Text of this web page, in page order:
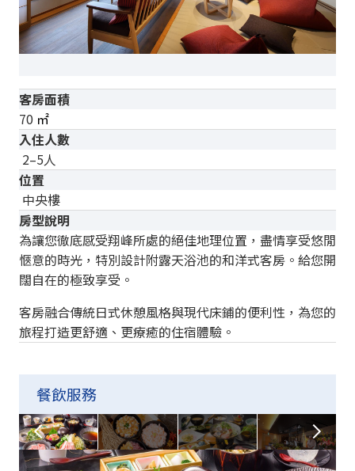
客房面積
70 ㎡
入住人數
2–5人
位置
中央樓
房型說明
為讓您徹底感受翔峰所處的絕佳地理位置，盡情享受悠閒
愜意的時光，特別設計附露天浴池的和洋式客房。給您開
闊自在的極致享受。
客房融合傳統日式休憩風格與現代床鋪的便利性，為您的
旅程打造更舒適、更療癒的住宿體驗。
餐飲服務